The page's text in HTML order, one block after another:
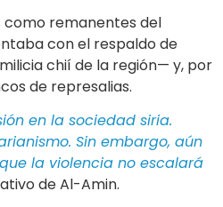
como remanentes del
con el respaldo de
chií de la región— y, por
de represalias.
en la sociedad siria.
Sin embargo, aún
la violencia no escalará
de Al-Amin.